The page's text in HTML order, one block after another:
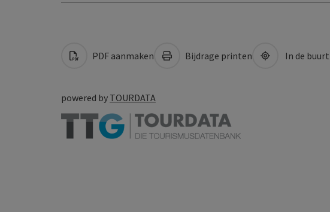
PDF aanmaken Bijdrage printen In de buurt
powered by TOURDATA